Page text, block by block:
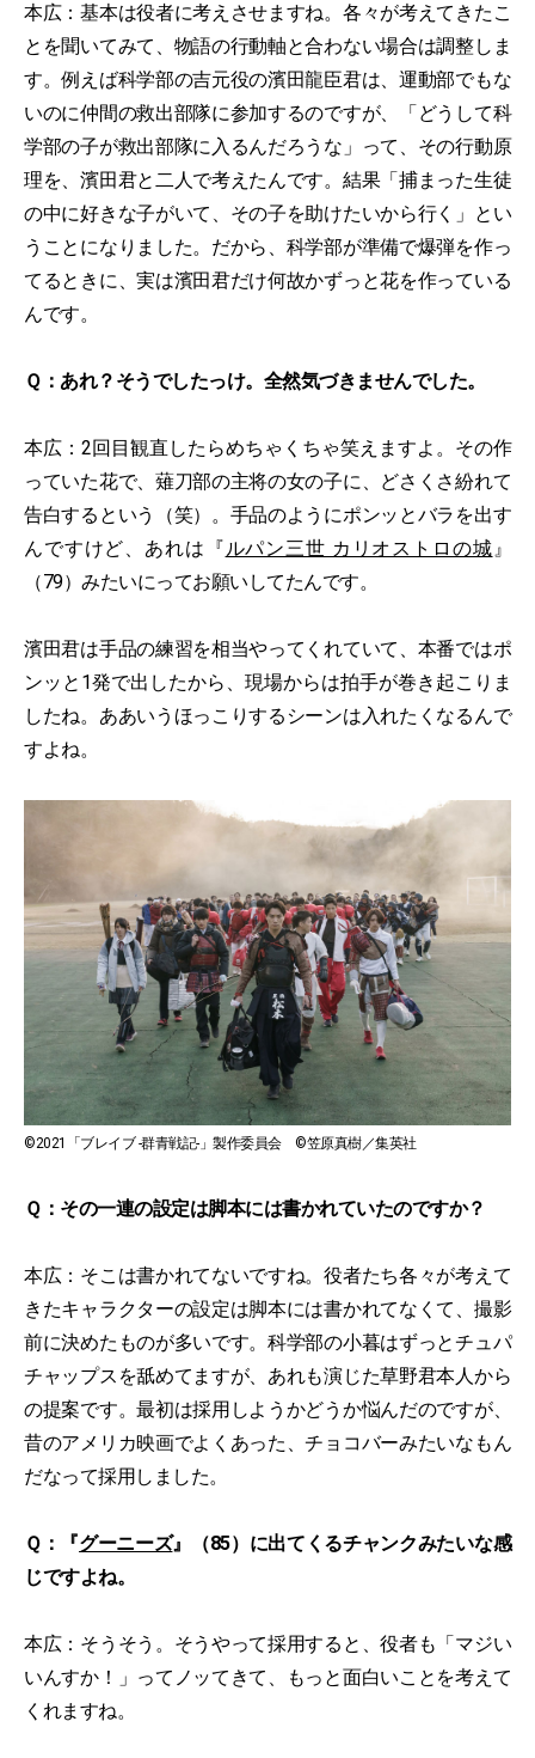
本広：基本は役者に考えさせますね。各々が考えてきたこ
とを聞いてみて、物語の行動軸と合わない場合は調整しま
す。例えば科学部の吉元役の濱田龍臣君は、運動部でもな
いのに仲間の救出部隊に参加するのですが、「どうして科
学部の子が救出部隊に入るんだろうな」って、その行動原
理を、濱田君と二人で考えたんです。結果「捕まった生徒
の中に好きな子がいて、その子を助けたいから行く」とい
うことになりました。だから、科学部が準備で爆弾を作っ
てるときに、実は濱田君だけ何故かずっと花を作っている
んです。
Ｑ：あれ？そうでしたっけ。全然気づきませんでした。
本広：2回目観直したらめちゃくちゃ笑えますよ。その作
っていた花で、薙刀部の主将の女の子に、どさくさ紛れて
告白するという（笑）。手品のようにポンッとバラを出す
んですけど、あれは『ルパン三世 カリオストロの城』
（79）みたいにってお願いしてたんです。
濱田君は手品の練習を相当やってくれていて、本番ではポ
ンッと1発で出したから、現場からは拍手が巻き起こりま
したね。ああいうほっこりするシーンは入れたくなるんで
すよね。
©2021「ブレイブ -群青戦記-」製作委員会 ©笠原真樹／集英社
Ｑ：その一連の設定は脚本には書かれていたのですか？
本広：そこは書かれてないですね。役者たち各々が考えて
きたキャラクターの設定は脚本には書かれてなくて、撮影
前に決めたものが多いです。科学部の小暮はずっとチュパ
チャップスを舐めてますが、あれも演じた草野君本人から
の提案です。最初は採用しようかどうか悩んだのですが、
昔のアメリカ映画でよくあった、チョコバーみたいなもん
だなって採用しました。
Ｑ：『グーニーズ』（85）に出てくるチャンクみたいな感
じですよね。
本広：そうそう。そうやって採用すると、役者も「マジい
いんすか！」ってノッてきて、もっと面白いことを考えて
くれますね。